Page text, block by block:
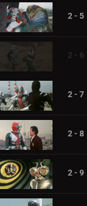
2 - 5
2 - 6
2 - 7
2 - 8
2 - 9